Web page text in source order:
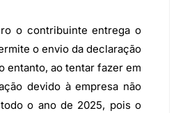
o contribuinte entrega o
o envio da declaração
entanto, ao tentar fazer em
devido à empresa não
o ano de 2025, pois o